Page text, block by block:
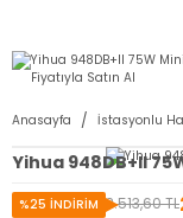
Anasayfa İstasyonlu
Yihua 948DB+II
3.513,60 TL
%25 İNDİRİM